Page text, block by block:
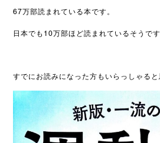
67万部読まれている本です。
日本でも10万部ほど読まれているそうです
すでにお読みになった方もいらっしゃると